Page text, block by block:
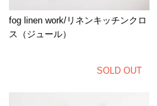
fog linen work/リネンキッチンクロ
ス（ジュール）
SOLD OUT